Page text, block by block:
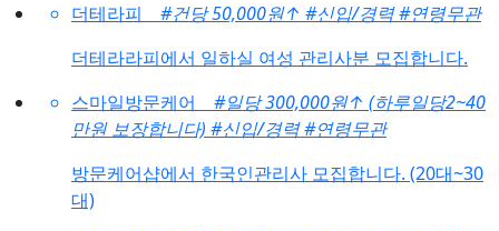
더테라피
#건당 50,000원↑ #신입/경력#연령무관
더테라라피에서 일하실 여성 관리사분 모집합니다.
스마일방문케어
#일당 300,000원↑ (하루일당2~40
만원 보장합니다) #신입/경력#연령무관
방문케어샵에서 한국인관리사 모집합니다. (20대~30
대)